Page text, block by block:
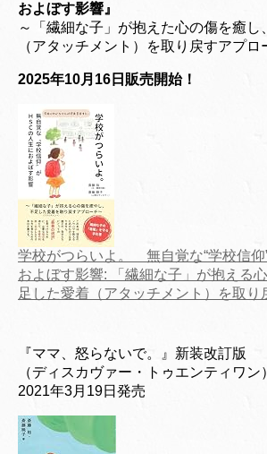
およぼす影響』
～「繊細な子」が抱えた心の傷を癒し
（アタッチメント）を取り戻すアプロ
2025年10月16日販売開始！
学校がつらいよ。 無自覚な“学校信仰
およぼす影響: 「繊細な子」が抱える
足した愛着（アタッチメント）を取り
『ママ、怒らないで。』新装改訂版
（ディスカヴァー・トゥエンティワン）
2021年3月19日発売